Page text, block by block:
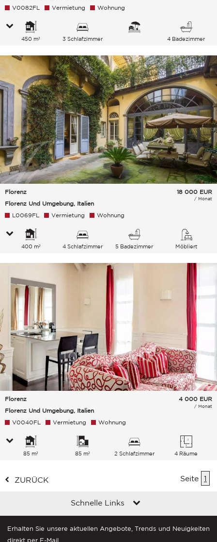
V0082FL Vermietung Wohnung
450 m² 3 Schlafzimmer 4 Badezimmer
Florenz
Florenz Und Umgebung, Italien
18 000 EUR
/ Monat
L0069FL Vermietung Wohnung
400 m² 4 Schlafzimmer 5 Badezimmer Möbliert
Florenz
Florenz Und Umgebung, Italien
4 000 EUR
/ Monat
V0040FL Vermietung Wohnung
85 m² 85 m² 2 Schlafzimmer 4 Räume
ZURÜCK Seite 1
Schnelle Links
Erhalten Sie unsere aktuellen Angebote, Trends und Neuigkeiten
direkt per E-Mail